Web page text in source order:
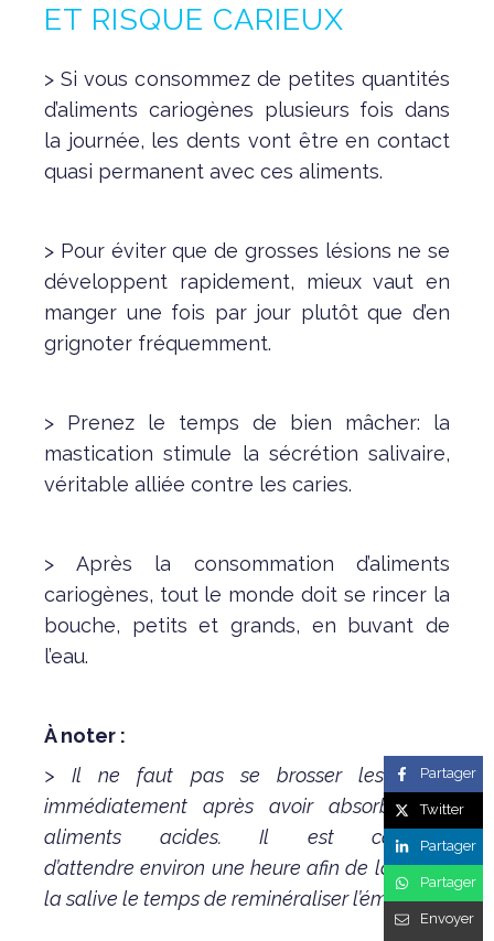
ET RISQUE CARIEUX
> Si vous consommez de petites quantités
d’aliments cariogènes plusieurs fois dans
la journée, les dents vont être en contact
quasi permanent avec ces aliments.
> Pour éviter que de grosses lésions ne se
développent rapidement, mieux vaut en
manger une fois par jour plutôt que d’en
grignoter fréquemment.
> Prenez le temps de bien mâcher: la
mastication stimule la sécrétion salivaire,
véritable alliée contre les caries.
> Après la consommation d’aliments
cariogènes, tout le monde doit se rincer la
bouche, petits et grands, en buvant de
l’eau.
À noter :
> Il ne faut pas se brosser les dents
immédiatement après avoir absorbé des
aliments acides. Il est conseillé
d’attendre environ une heure afin de laisser à
la salive le temps de reminéraliser l’émail.
Partager
Twitter
Partager
Partager
Envoyer